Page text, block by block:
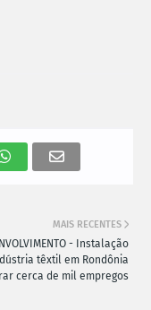
MAIS RECENTES
- Instalação
têxtil em Rondônia
cerca de mil empregos